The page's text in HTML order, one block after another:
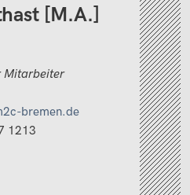
[M.A.]
Mitarbeiter
bremen.de
1213